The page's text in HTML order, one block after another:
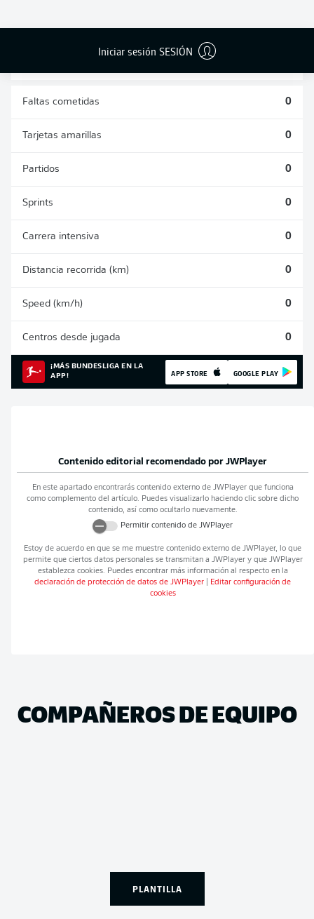
Iniciar sesión SESIÓN
DIVIDIDOS
0
AÉREOS
0
Faltas cometidas 0
Tarjetas amarillas 0
Partidos 0
Sprints 0
Carrera intensiva 0
Distancia recorrida (km) 0
Speed (km/h) 0
Centros desde jugada 0
¡MÁS BUNDESLIGA EN LA
APP!
APP STORE GOOGLE PLAY
Contenido editorial recomendado por JWPlayer
En este apartado encontrarás contenido externo de JWPlayerque funciona
como complemento del artículo. Puedes visualizarlo haciendo clic sobre dicho
contenido, así como ocultarlo nuevamente.
Permitir contenido de JWPlayer
Estoy de acuerdo en que se me muestre contenido externo de JWPlayer, lo que
permite que ciertos datos personales se transmitan a JWPlayery que JWPlayer
establezca cookies. Puedes encontrar más información al respecto en la
declaración de protección de datos de JWPlayer
Editar configuración de
cookies
COMPAÑEROS DE EQUIPO
PLANTILLA